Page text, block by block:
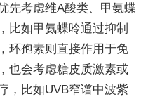
先考虑维A酸类、甲氨蝶
比如甲氨蝶呤通过抑制
环孢素则直接作用于免
也会考虑糖皮质激素或
，比如UVB窄谱中波紫